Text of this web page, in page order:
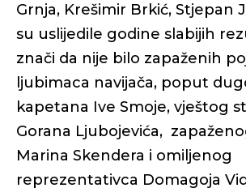
Grnja, Krešimir Brkić, Stjepan
su uslijedile godine slabijih
znači da nije bilo zapaženih
ljubimaca navijača, poput
kapetana Ive Smoje, vještog
Gorana Ljubojevića,
Marina Skendera i omiljenog
reprezentativca Domagoja